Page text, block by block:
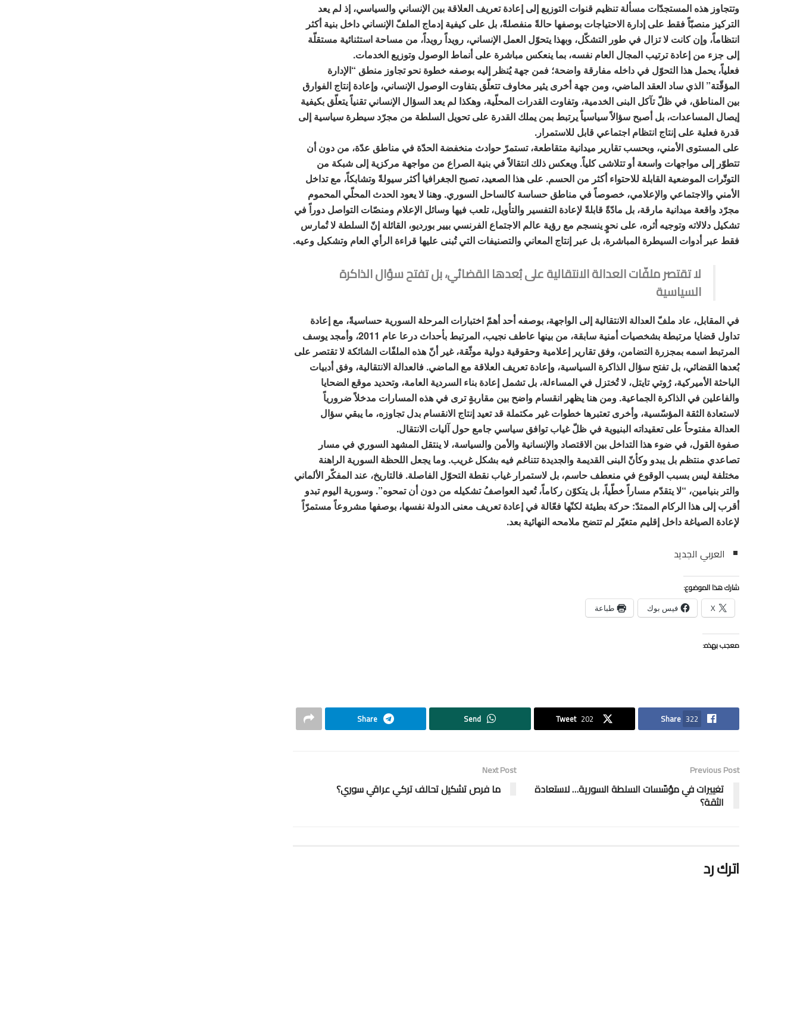
وتتجاوز هذه المستجدّات مسألة تنظيم قنوات التوزيع إلى إعادة تعريف العلاقة بين الإنساني والسياسي، إذ لم يعد
التركيز منصبّاً فقط على إدارة الاحتياجات بوصفها حالةً منفصلةً، بل على كيفية إدماج الملفّ الإنساني داخل بنية أكثر
انتظاماً، وإن كانت لا تزال في طور التشكّل، وبهذا يتحوّل العمل الإنساني، رويداً رويداً، من مساحة استثنائية مستقلّة
إلى جزء من إعادة ترتيب المجال العام نفسه، بما ينعكس مباشرة على أنماط الوصول وتوزيع الخدمات.
فعلياً، يحمل هذا التحوّل في داخله مفارقة واضحة؛ فمن جهة يُنظر إليه بوصفه خطوة نحو تجاوز منطق “الإدارة
المؤقّتة” الذي ساد العقد الماضي، ومن جهة أخرى يثير مخاوف تتعلّق بتفاوت الوصول الإنساني، وإعادة إنتاج الفوارق
بين المناطق، في ظلّ تآكل البنى الخدمية، وتفاوت القدرات المحلّية، وهكذا لم يعد السؤال الإنساني تقنياً يتعلّق بكيفية
إيصال المساعدات، بل أصبح سؤالاً سياسياً يرتبط بمن يملك القدرة على تحويل السلطة من مجرّد سيطرة سياسية إلى
قدرة فعلية على إنتاج انتظام اجتماعي قابل للاستمرار.
على المستوى الأمني، وبحسب تقارير ميدانية متقاطعة، تستمرّ حوادث منخفضة الحدّة في مناطق عدّة، من دون أن
تتطوّر إلى مواجهات واسعة أو تتلاشى كلياً. ويعكس ذلك انتقالاً في بنية الصراع من مواجهة مركزية إلى شبكة من
التوتّرات الموضعية القابلة للاحتواء أكثر من الحسم. على هذا الصعيد، تصبح الجغرافيا أكثر سيولةً وتشابكاً، مع تداخل
الأمني والاجتماعي والإعلامي، خصوصاً في مناطق حساسة كالساحل السوري. وهنا لا يعود الحدث المحلّي المحموم
مجرّد واقعة ميدانية مارقة، بل مادّةً قابلةً لإعادة التفسير والتأويل، تلعب فيها وسائل الإعلام ومنصّات التواصل دوراً في
تشكيل دلالاته وتوجيه أثره، على نحوٍ ينسجم مع رؤية عالم الاجتماع الفرنسي بيير بورديو، القائلة إنّ السلطة لا تُمارس
فقط عبر أدوات السيطرة المباشرة، بل عبر إنتاج المعاني والتصنيفات التي تُبنى عليها قراءة الرأي العام وتشكيل وعيه.
لا تقتصر ملفّات العدالة الانتقالية على بُعدها القضائي، بل تفتح سؤال الذاكرة
السياسية
في المقابل، عاد ملفّ العدالة الانتقالية إلى الواجهة، بوصفه أحد أهمّ اختبارات المرحلة السورية حساسيةً، مع إعادة
تداول قضايا مرتبطة بشخصيات أمنية سابقة، من بينها عاطف نجيب، المرتبط بأحداث درعا عام 2011، وأمجد يوسف
المرتبط اسمه بمجزرة التضامن، وفق تقارير إعلامية وحقوقية دولية موثّقة، غير أنّ هذه الملفّات الشائكة لا تقتصر على
بُعدها القضائي، بل تفتح سؤال الذاكرة السياسية، وإعادة تعريف العلاقة مع الماضي. فالعدالة الانتقالية، وفق أدبيات
الباحثة الأميركية، رُوتي تايتل، لا تُختزل في المساءلة، بل تشمل إعادة بناء السردية العامة، وتحديد موقع الضحايا
والفاعلين في الذاكرة الجماعية. ومن هنا يظهر انقسام واضح بين مقاربةٍ ترى في هذه المسارات مدخلاً ضرورياً
لاستعادة الثقة المؤسّسية، وأخرى تعتبرها خطوات غير مكتملة قد تعيد إنتاج الانقسام بدل تجاوزه، ما يبقي سؤال
العدالة مفتوحاً على تعقيداته البنيوية في ظلّ غياب توافق سياسي جامع حول آليات الانتقال.
صفوة القول، في ضوء هذا التداخل بين الاقتصاد والإنسانية والأمن والسياسة، لا ينتقل المشهد السوري في مسار
تصاعدي منتظم بل يبدو وكأنّ البنى القديمة والجديدة تتناغم فيه بشكل غريب. وما يجعل اللحظة السورية الراهنة
مختلفة ليس بسبب الوقوع في منعطف حاسم، بل لاستمرار غياب نقطة التحوّل الفاصلة. فالتاريخ، عند المفكّر الألماني
والتر بنيامين، “لا يتقدّم مساراً خطّياً، بل يتكوّن ركاماً، تُعيد العواصفُ تشكيله من دون أن تمحوه”. وسورية اليوم تبدو
أقرب إلى هذا الركام الممتدّ: حركة بطيئة لكنّها فعّالة في إعادة تعريف معنى الدولة نفسها، بوصفها مشروعاً مستمرّاً
لإعادة الصياغة داخل إقليم متغيّر لم تتضح ملامحه النهائية بعد.
العربي الجديد
شارك هذا الموضوع:
X فيس بوك طباعة
معجب بهذه:
Share 322
Tweet 202
Send
Share
Previous Post
تغييرات في مؤسّسات السلطة السورية… لاستعادة
الثقة؟
Next Post
ما فرص تشكيل تحالف تركي عراقي سوري؟
اترك رد